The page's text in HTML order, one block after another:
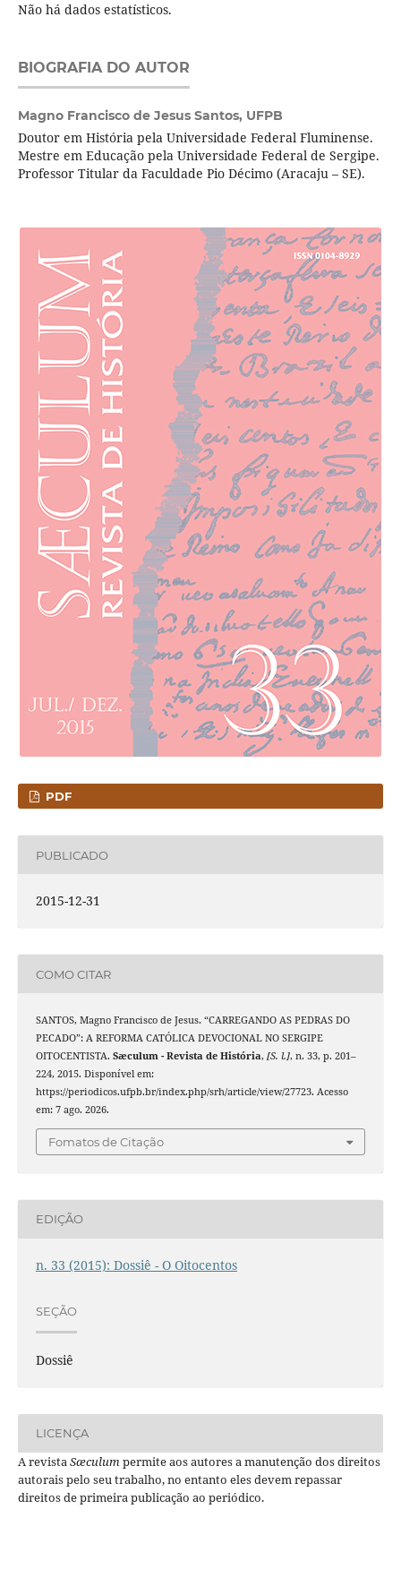
Não há dados estatísticos.
BIOGRAFIA DO AUTOR
Magno Francisco de Jesus Santos, UFPB
Doutor em História pela Universidade Federal Fluminense.
Mestre em Educação pela Universidade Federal de Sergipe.
Professor Titular da Faculdade Pio Décimo (Aracaju – SE).
PDF
PUBLICADO
2015-12-31
COMO CITAR
SANTOS, Magno Francisco de Jesus. “CARREGANDO AS PEDRAS DO
PECADO”: A REFORMA CATÓLICA DEVOCIONAL NO SERGIPE
OITOCENTISTA. Sæculum - Revista de História, [S. l.], n. 33, p. 201–
224, 2015. Disponível em:
https://periodicos.ufpb.br/index.php/srh/article/view/27723. Acesso
em: 7 ago. 2026.
Fomatos de Citação
EDIÇÃO
n. 33 (2015): Dossiê - O Oitocentos
SEÇÃO
Dossiê
LICENÇA
A revistaSæculumpermite aos autores a manutenção dos direitos
autorais pelo seu trabalho, no entanto eles devem repassar
direitos de primeira publicação ao periódico.